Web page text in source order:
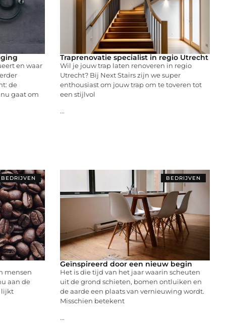
en waar
de
gaat om
Traprenovatie specialist in regio Utrecht
Wil je jouw trap laten renoveren in regio
Utrecht? Bij Next Stairs zijn we super
enthousiast om jouw trap om te toveren tot
een stijlvol
...
BEDRIJVEN
mensen
aan de
lijkt
BEDRIJVEN
Geïnspireerd door een nieuw begin
Het is die tijd van het jaar waarin scheuten
uit de grond schieten, bomen ontluiken en
de aarde een plaats van vernieuwing wordt.
Misschien betekent
...